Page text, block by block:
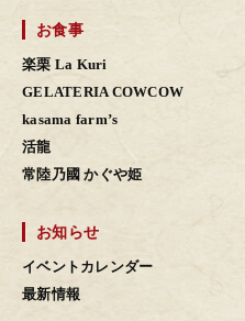
お食事
楽栗 La Kuri
GELATERIA COWCOW
kasama farm’s
活龍
常陸乃國 かぐや姫
お知らせ
イベントカレンダー
最新情報